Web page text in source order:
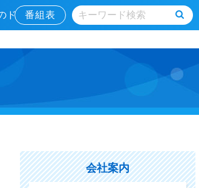
ド
番組表
会社案内